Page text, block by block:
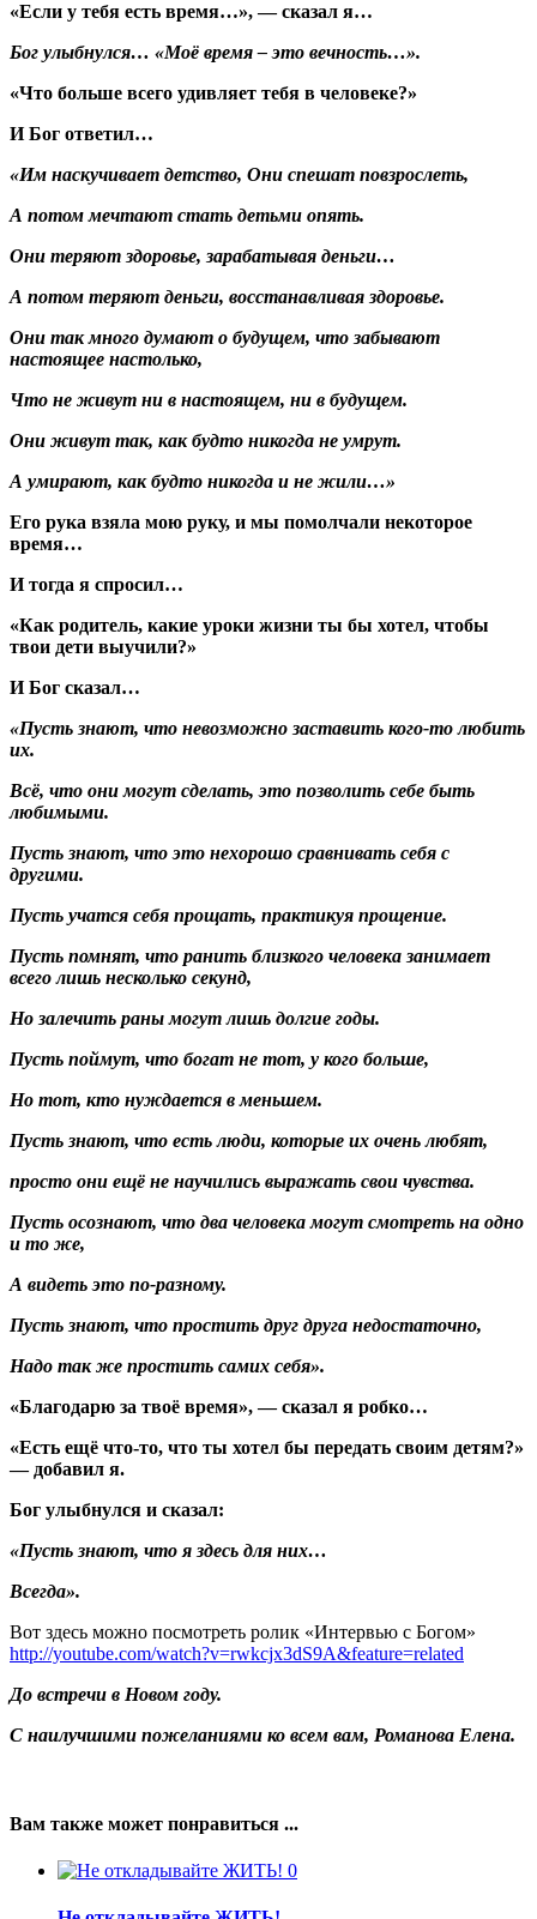
«Если у тебя есть время…», — сказал я…
Бог улыбнулся… «Моё время – это вечность…».
«Что больше всего удивляет тебя в человеке?»
И Бог ответил…
«Им наскучивает детство, Они спешат повзрослеть,
А потом мечтают стать детьми опять.
Они теряют здоровье, зарабатывая деньги…
А потом теряют деньги, восстанавливая здоровье.
Они так много думают о будущем, что забывают
настоящее настолько,
Что не живут ни в настоящем, ни в будущем.
Они живут так, как будто никогда не умрут.
А умирают, как будто никогда и не жили…»
Его рука взяла мою руку, и мы помолчали некоторое
время…
И тогда я спросил…
«Как родитель, какие уроки жизни ты бы хотел, чтобы
твои дети выучили?»
И Бог сказал…
«Пусть знают, что невозможно заставить кого-то любить
их.
Всё, что они могут сделать, это позволить себе быть
любимыми.
Пусть знают, что это нехорошо сравнивать себя с
другими.
Пусть учатся себя прощать, практикуя прощение.
Пусть помнят, что ранить близкого человека занимает
всего лишь несколько секунд,
Но залечить раны могут лишь долгие годы.
Пусть поймут, что богат не тот, у кого больше,
Но тот, кто нуждается в меньшем.
Пусть знают, что есть люди, которые их очень любят,
просто они ещё не научились выражать свои чувства.
Пусть осознают, что два человека могут смотреть на одно
и то же,
А видеть это по-разному.
Пусть знают, что простить друг друга недостаточно,
Надо так же простить самих себя».
«Благодарю за твоё время», — сказал я робко…
«Есть ещё что-то, что ты хотел бы передать своим детям?»
— добавил я.
Бог улыбнулся и сказал:
«Пусть знают, что я здесь для них…
Всегда».
Вот здесь можно посмотреть ролик «Интервью с Богом»
http://youtube.com/watch?v=rwkcjx3dS9A&feature=related
До встречи в Новом году.
С наилучшими пожеланиями ко всем вам, Романова Елена.
Вам также может понравиться ...
0